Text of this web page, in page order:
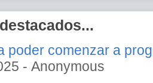
poder comenzar a
- Anonymous